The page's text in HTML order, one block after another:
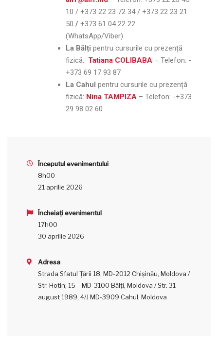
10 / +373 22 23 72 34 / +373 22 23 21
50 / +373 61 04 22 22
(WhatsApp/Viber)
La Bălți pentru cursurile cu prezență
fizică: Tatiana COLIBABA – Telefon: -
+373 69 17 93 87
La Cahul pentru cursurile cu prezență
fizică: Nina TAMPIZA – Telefon: -+373
29 98 02 60
Începutul evenimentului
8h00
21 aprilie 2026
Încheiați evenimentul
17h00
30 aprilie 2026
Adresa
Strada Sfatul Țării 18, MD-2012 Chișinău, Moldova /
Str. Hotin, 15 – MD-3100 Bălţi, Moldova / Str. 31
august 1989, 4/J MD-3909 Cahul, Moldova